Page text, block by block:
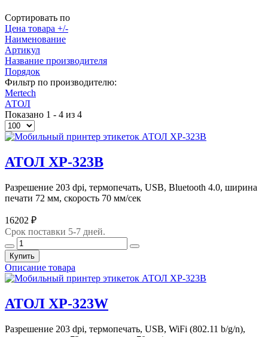
Сортировать по
Цена товара +/-
Наименование
Артикул
Название производителя
Порядок
Фильтр по производителю:
Mertech
АТОЛ
Показано 1 - 4 из 4
АТОЛ XP-323B
Разрешение 203 dpi, термопечать, USB, Bluetooth 4.0, ширина
печати 72 мм, скорость 70 мм/сек
16202 ₽
Срок поставки 5-7 дней.
Купить
Описание товара
АТОЛ XP-323W
Разрешение 203 dpi, термопечать, USB, WiFi (802.11 b/g/n),